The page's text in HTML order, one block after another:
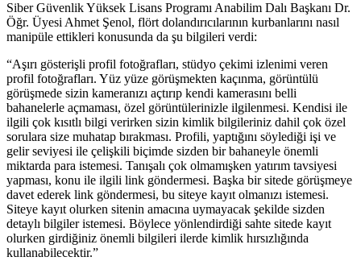
Siber Güvenlik Yüksek Lisans Programı Anabilim Dalı Başkanı Dr.
Öğr. Üyesi Ahmet Şenol, flört dolandırıcılarının kurbanlarını nasıl
manipüle ettikleri konusunda da şu bilgileri verdi:
“Aşırı gösterişli profil fotoğrafları, stüdyo çekimi izlenimi veren
profil fotoğrafları. Yüz yüze görüşmekten kaçınma, görüntülü
görüşmede sizin kameranızı açtırıp kendi kamerasını belli
bahanelerle açmaması, özel görüntülerinizle ilgilenmesi. Kendisi ile
ilgili çok kısıtlı bilgi verirken sizin kimlik bilgileriniz dahil çok özel
sorulara size muhatap bırakması. Profili, yaptığını söylediği işi ve
gelir seviyesi ile çelişkili biçimde sizden bir bahaneyle önemli
miktarda para istemesi. Tanışalı çok olmamışken yatırım tavsiyesi
yapması, konu ile ilgili link göndermesi. Başka bir sitede görüşmeye
davet ederek link göndermesi, bu siteye kayıt olmanızı istemesi.
Siteye kayıt olurken sitenin amacına uymayacak şekilde sizden
detaylı bilgiler istemesi. Böylece yönlendirdiği sahte sitede kayıt
olurken girdiğiniz önemli bilgileri ilerde kimlik hırsızlığında
kullanabilecektir.”